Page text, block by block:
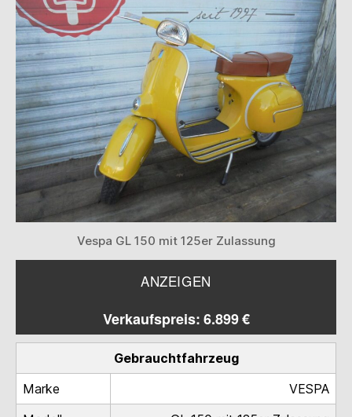
Vespa GL 150 mit 125er Zulassung
ANZEIGEN
Verkaufspreis: 6.899 €
Gebrauchtfahrzeug
Marke
VESPA